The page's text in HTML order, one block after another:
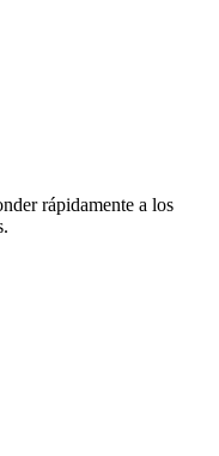
rápidamente a los